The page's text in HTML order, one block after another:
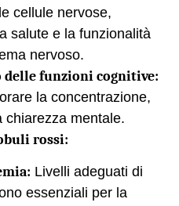
cellule nervose,
salute e la funzionalità
nervoso.
funzioni cognitive:
la concentrazione,
chiarezza mentale.
rossi:
Livelli adeguati di
essenziali per la